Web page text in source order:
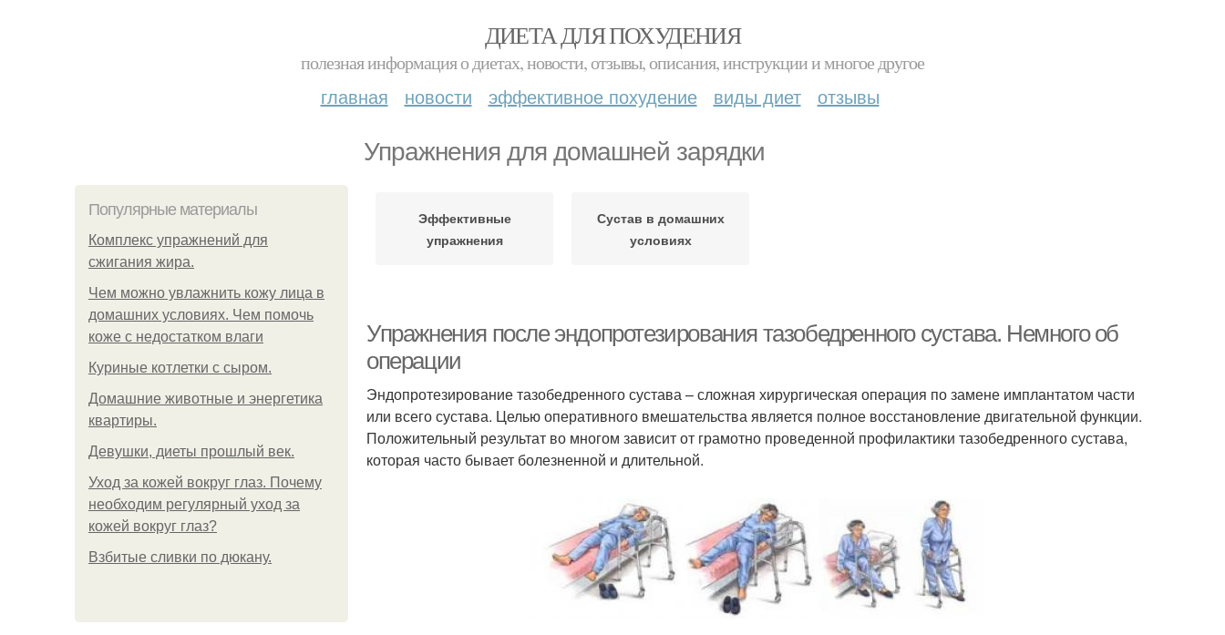
ДИЕТА ДЛЯ ПОХУДЕНИЯ
полезная информация о диетах, новости, отзывы, описания, инструкции и многое другое
главная новости эффективное похудение виды диет отзывы
Упражнения для домашней зарядки
Популярные материалы
Комплекс упражнений для
сжигания жира.
Чем можно увлажнить кожу лица в
домашних условиях. Чем помочь
коже с недостатком влаги
Куриные котлетки с сыром.
Домашние животные и энергетика
квартиры.
Девушки, диеты прошлый век.
Уход за кожей вокруг глаз. Почему
необходим регулярный уход за
кожей вокруг глаз?
Взбитые сливки по дюкану.
Эффективные
упражнения
Сустав в домашних
условиях
Упражнения после эндопротезирования тазобедренного сустава. Немного об
операции
Эндопротезирование тазобедренного сустава – сложная хирургическая операция по замене имплантатом части
или всего сустава. Целью оперативного вмешательства является полное восстановление двигательной функции.
Положительный результат во многом зависит от грамотно проведенной профилактики тазобедренного сустава,
которая часто бывает болезненной и длительной.